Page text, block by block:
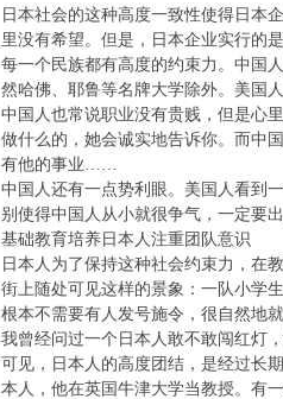
日本社会的这种高度一致性使得日本
里没有希望。但是，日本企业实行的
每一个民族都有高度的约束力。中国
然哈佛、耶鲁等名牌大学除外。美国
中国人也常说职业没有贵贱，但是心
做什么的，她会诚实地告诉你。而中
有他的事业……
中国人还有一点势利眼。美国人看到
别使得中国人从小就很争气，一定要
基础教育培养日本人注重团队意识
日本人为了保持这种社会约束力，在
街上随处可见这样的景象：一队小学
根本不需要有人发号施令，很自然地
我曾经问过一个日本人敢不敢闯红灯
可见，日本人的高度团结，是经过长
本人，他在英国牛津大学当教授。有